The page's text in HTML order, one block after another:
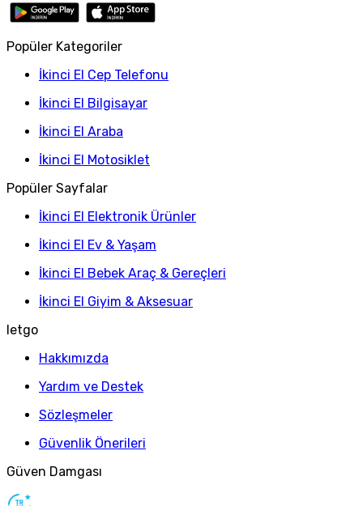
Popüler Kategoriler
İkinci El Cep Telefonu
İkinci El Bilgisayar
İkinci El Araba
İkinci El Motosiklet
Popüler Sayfalar
İkinci El Elektronik Ürünler
İkinci El Ev & Yaşam
İkinci El Bebek Araç & Gereçleri
İkinci El Giyim & Aksesuar
letgo
Hakkımızda
Yardım ve Destek
Sözleşmeler
Güvenlik Önerileri
Güven Damgası